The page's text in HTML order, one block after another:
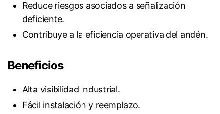
Reduce riesgos asociados a señalización
deficiente.
Contribuye a la eficiencia operativa del andén.
Beneficios
Alta visibilidad industrial.
Fácil instalación y reemplazo.